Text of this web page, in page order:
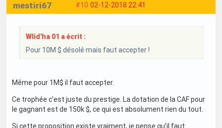
#10 02-12-2018 22:41
mestiri67
Wlid'ha 01 a écrit :
Pour 10M $ désolé mais faut accepter !
Même pour 1M$ il faut accepter.
Ce trophée c’est juste du prestige. La dotation de la CAF pour
le gagnant est de 150k $, ce qui est absolument rien du tout.
Si cette proposition existe vraiment, je pense qu’il faut